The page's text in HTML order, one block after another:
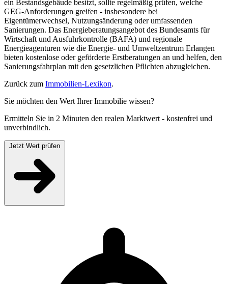
ein Bestandsgebäude besitzt, sollte regelmäßig prüfen, welche
GEG-Anforderungen greifen - insbesondere bei
Eigentümerwechsel, Nutzungsänderung oder umfassenden
Sanierungen. Das Energieberatungsangebot des Bundesamts für
Wirtschaft und Ausfuhrkontrolle (BAFA) und regionale
Energieagenturen wie die Energie- und Umweltzentrum Erlangen
bieten kostenlose oder geförderte Erstberatungen an und helfen, den
Sanierungsfahrplan mit den gesetzlichen Pflichten abzugleichen.
Zurück zum Immobilien-Lexikon.
Sie möchten den Wert Ihrer Immobilie wissen?
Ermitteln Sie in 2 Minuten den realen Marktwert - kostenfrei und
unverbindlich.